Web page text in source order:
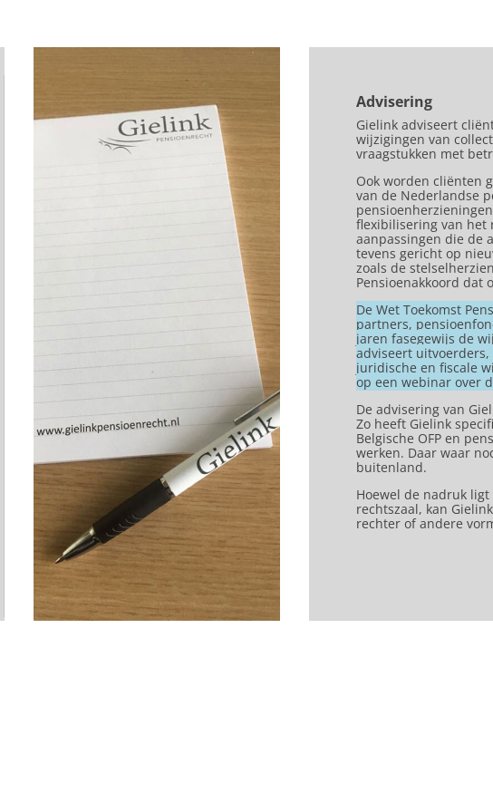
Advisering
Gielink adviseert
wijzigingen van
vraagstukken met
Ook worden cliënten
van de Nederlandse
flexibilisering van het
aanpassingen die de
tevens gericht op
zoals de
Pensioenakkoord dat
De Wet Toekomst
partners,
jaren fasegewijs de
adviseert
juridische en fiscale
op een webinar over
De advisering van
Zo heeft Gielink
Belgische OFP en
werken. Daar waar
buitenland.
Hoewel de nadruk
rechtszaal, kan
rechter of andere